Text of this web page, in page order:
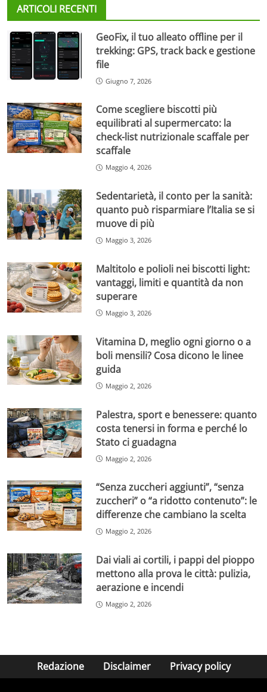
ARTICOLI RECENTI
GeoFix, il tuo alleato offline per il
trekking: GPS, track back e gestione
file
Giugno 7, 2026
Come scegliere biscotti più
equilibrati al supermercato: la
check-list nutrizionale scaffale per
scaffale
Maggio 4, 2026
Sedentarietà, il conto per la sanità:
quanto può risparmiare l’Italia se si
muove di più
Maggio 3, 2026
Maltitolo e polioli nei biscotti light:
vantaggi, limiti e quantità da non
superare
Maggio 3, 2026
Vitamina D, meglio ogni giorno o a
boli mensili? Cosa dicono le linee
guida
Maggio 2, 2026
Palestra, sport e benessere: quanto
costa tenersi in forma e perché lo
Stato ci guadagna
Maggio 2, 2026
“Senza zuccheri aggiunti”, “senza
zuccheri” o “a ridotto contenuto”: le
differenze che cambiano la scelta
Maggio 2, 2026
Dai viali ai cortili, i pappi del pioppo
mettono alla prova le città: pulizia,
aerazione e incendi
Maggio 2, 2026
Redazione Disclaimer Privacy policy